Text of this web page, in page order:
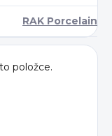
RAK Porcelain
položce.